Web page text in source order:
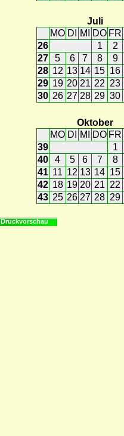
Juli
MO DI MI DO FR
26
1
2
27
5 6 7 8
9
28 12 13 14 15 16
29 19 20 21 22 23
30 26 27 28 29 30
Oktober
MO DI MI DO FR
39
1
40
4 5 6 7
8
41 11 12 13 14 15
42 18 19 20 21 22
43 25 26 27 28 29
Druckvorschau